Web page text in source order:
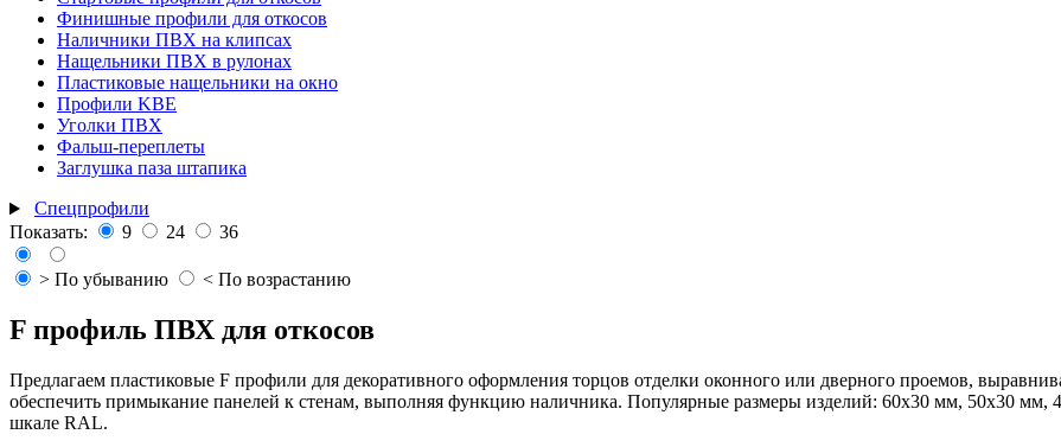
Финишные профили для откосов
Наличники ПВХ на клипсах
Нащельники ПВХ в рулонах
Пластиковые нащельники на окно
Профили KBE
Уголки ПВХ
Фальш-переплеты
Заглушка паза штапика
Спецпрофили
Показать:
9 24 36
> По убыванию < По возрастанию
F профиль ПВХ для откосов
Предлагаем пластиковые F профили для декоративного оформления торцов отделки оконного или дверного проемов,
обеспечить примыкание панелей к стенам, выполняя функцию наличника. Популярные размеры изделий: 60х30 мм, 50х30
шкале RAL.